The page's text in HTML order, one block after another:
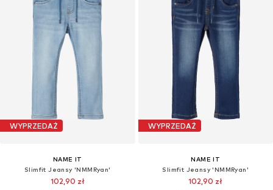
WYPRZEDAŻ
NAME IT
Slimfit Jeansy 'NMMRyan'
102,90 zł
WYPRZEDAŻ
NAME IT
Slimfit Jeansy 'NMMRyan'
102,90 zł